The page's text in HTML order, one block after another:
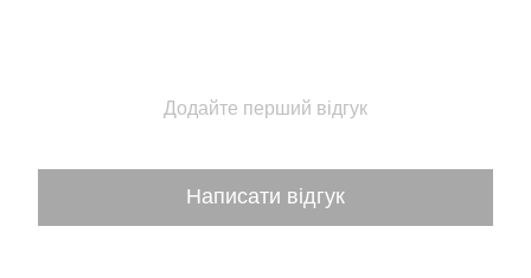
Додайте перший відгук
Написати відгук